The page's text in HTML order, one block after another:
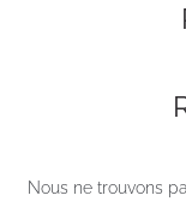
Nous ne trouvons